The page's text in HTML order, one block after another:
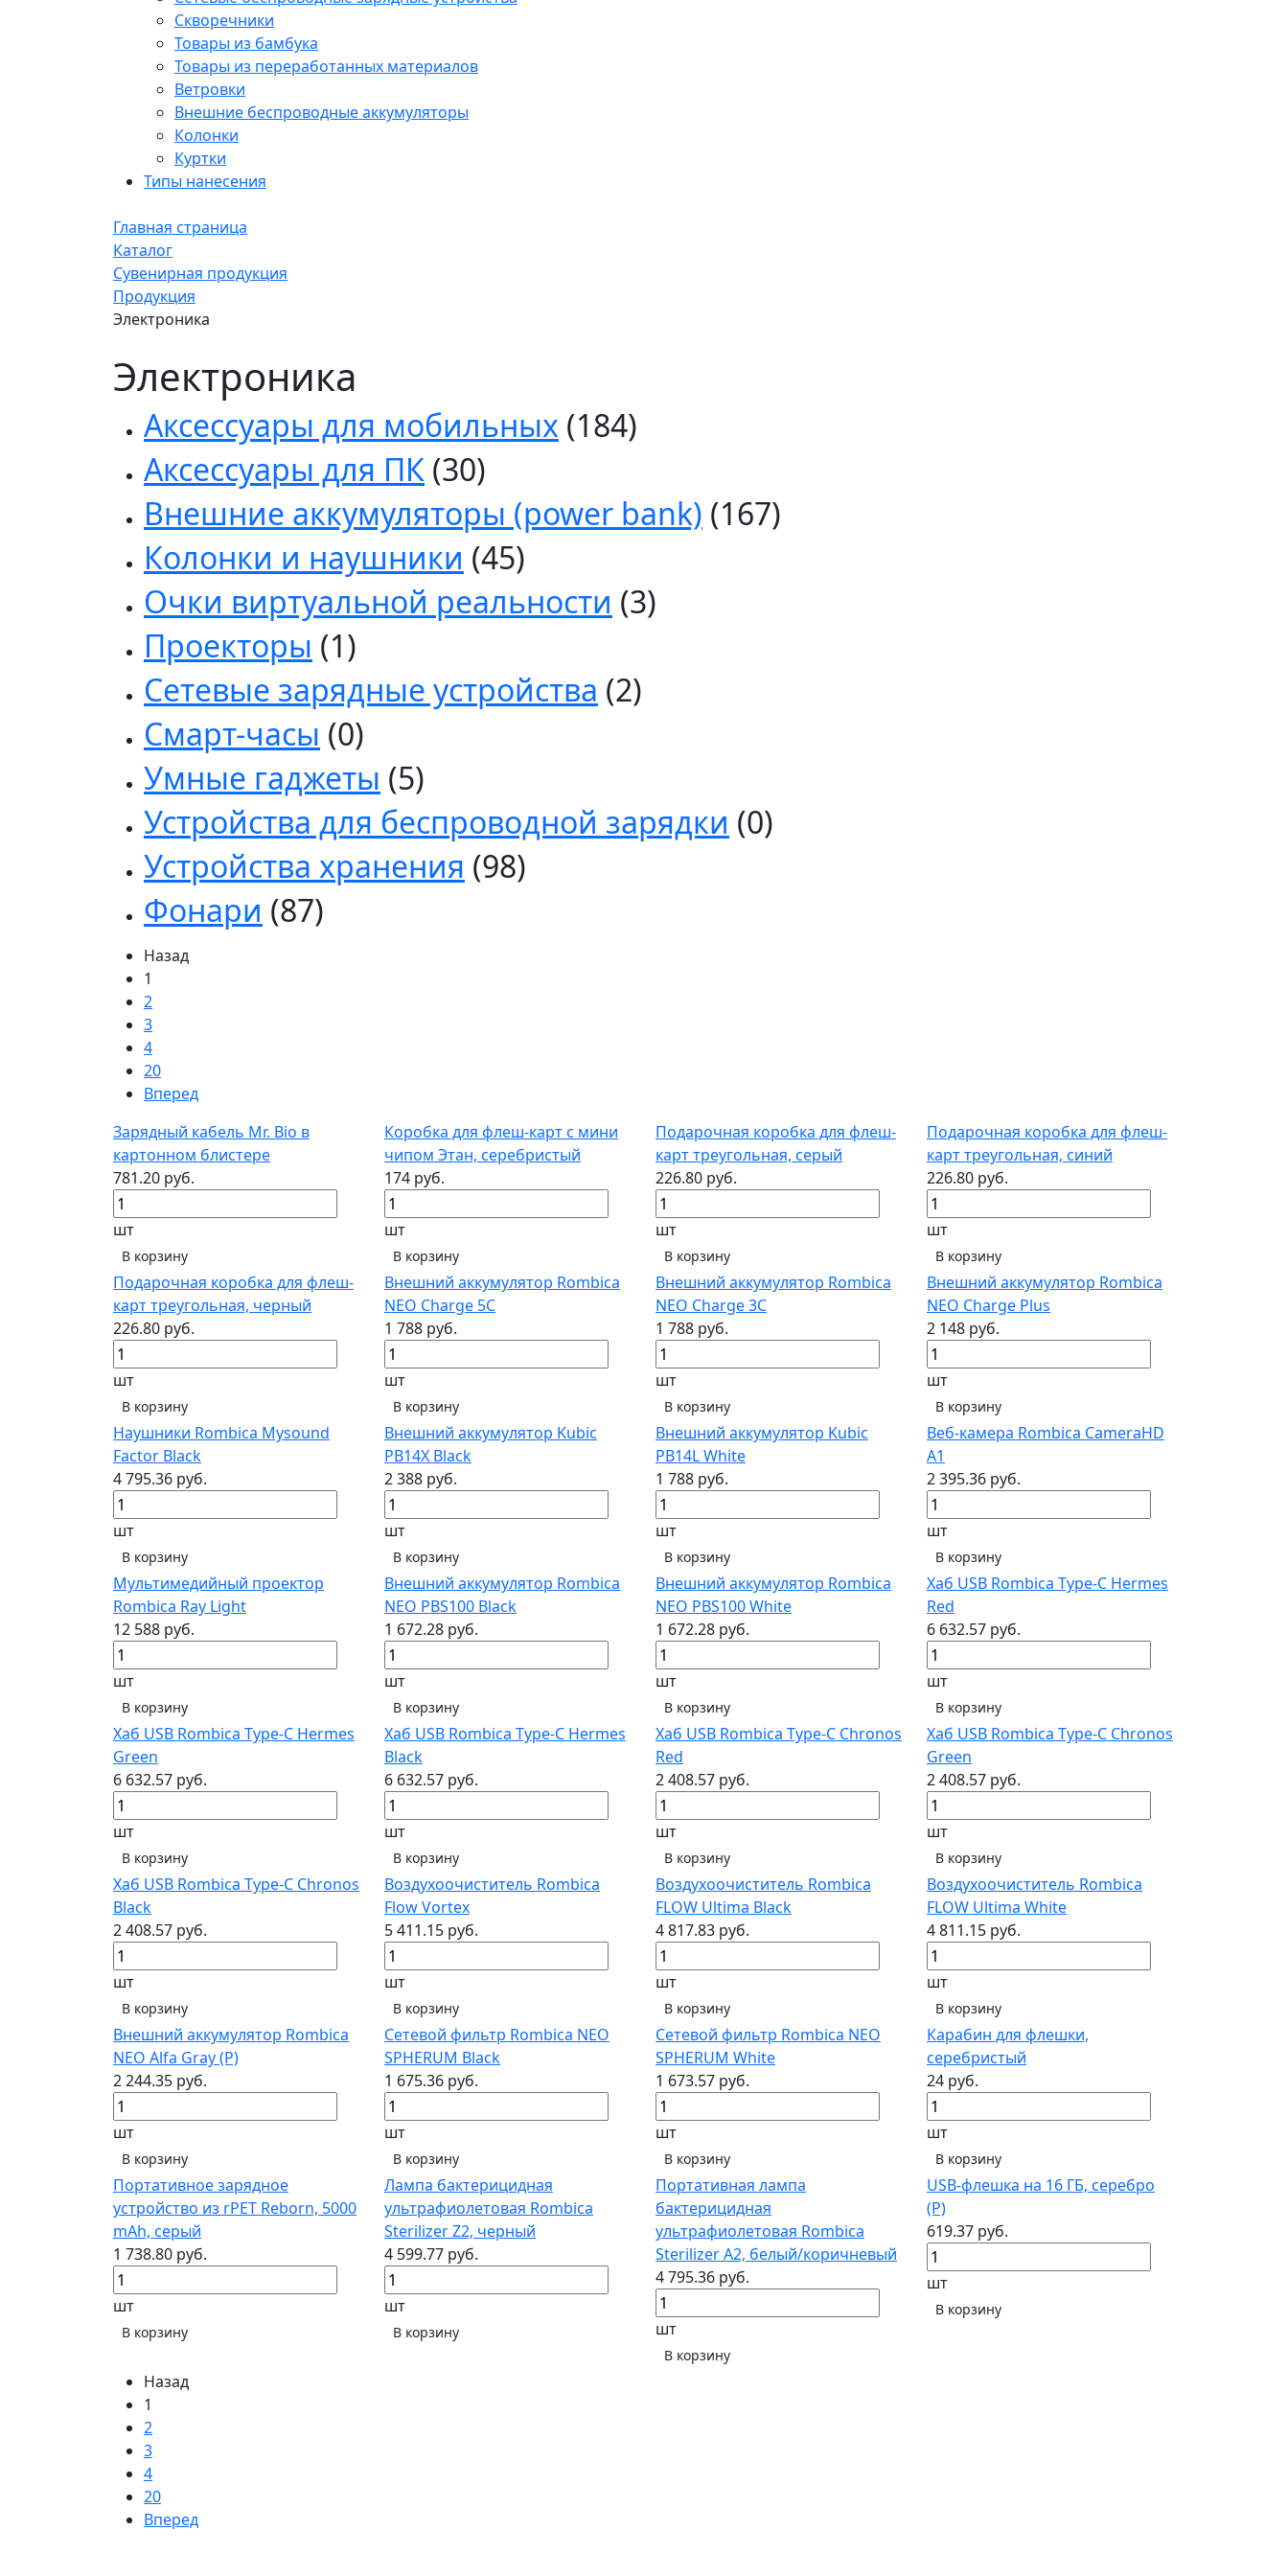
Скворечники
Товары из бамбука
Товары из переработанных материалов
Ветровки
Внешние беспроводные аккумуляторы
Колонки
Куртки
Типы нанесения
Главная страница
Каталог
Сувенирная продукция
Продукция
Электроника
Электроника
Аксессуары для мобильных (184)
Аксессуары для ПК (30)
Внешние аккумуляторы (power bank) (167)
Колонки и наушники (45)
Очки виртуальной реальности (3)
Проекторы (1)
Сетевые зарядные устройства (2)
Смарт-часы (0)
Умные гаджеты (5)
Устройства для беспроводной зарядки (0)
Устройства хранения (98)
Фонари (87)
Назад
1
2
3
4
20
Вперед
Зарядный кабель Mr. Bio в
картонном блистере
781.20 руб.
шт
В корзину
Коробка для флеш-карт с мини
чипом Этан, серебристый
174 руб.
шт
В корзину
Подарочная коробка для флеш-
карт треугольная, серый
226.80 руб.
шт
В корзину
Подарочная коробка для флеш-
карт треугольная, синий
226.80 руб.
шт
В корзину
Подарочная коробка для флеш-
карт треугольная, черный
226.80 руб.
шт
В корзину
Внешний аккумулятор Rombica
NEO Charge 5C
1 788 руб.
шт
В корзину
Внешний аккумулятор Rombica
NEO Charge 3C
1 788 руб.
шт
В корзину
Внешний аккумулятор Rombica
NEO Charge Plus
2 148 руб.
шт
В корзину
Наушники Rombica Mysound
Factor Black
4 795.36 руб.
шт
В корзину
Внешний аккумулятор Kubic
PB14X Black
2 388 руб.
шт
В корзину
Внешний аккумулятор Kubic
PB14L White
1 788 руб.
шт
В корзину
Веб-камера Rombica CameraHD
A1
2 395.36 руб.
шт
В корзину
Мультимедийный проектор
Rombica Ray Light
12 588 руб.
шт
В корзину
Внешний аккумулятор Rombica
NEO PBS100 Black
1 672.28 руб.
шт
В корзину
Внешний аккумулятор Rombica
NEO PBS100 White
1 672.28 руб.
шт
В корзину
Хаб USB Rombica Type-C Hermes
Red
6 632.57 руб.
шт
В корзину
Хаб USB Rombica Type-C Hermes
Green
6 632.57 руб.
шт
В корзину
Хаб USB Rombica Type-C Hermes
Black
6 632.57 руб.
шт
В корзину
Хаб USB Rombica Type-C Chronos
Red
2 408.57 руб.
шт
В корзину
Хаб USB Rombica Type-C Chronos
Green
2 408.57 руб.
шт
В корзину
Хаб USB Rombica Type-C Chronos
Black
2 408.57 руб.
шт
В корзину
Воздухоочиститель Rombica
Flow Vortex
5 411.15 руб.
шт
В корзину
Воздухоочиститель Rombica
FLOW Ultima Black
4 817.83 руб.
шт
В корзину
Воздухоочиститель Rombica
FLOW Ultima White
4 811.15 руб.
шт
В корзину
Внешний аккумулятор Rombica
NEO Alfa Gray (Р)
2 244.35 руб.
шт
В корзину
Сетевой фильтр Rombica NEO
SPHERUM Black
1 675.36 руб.
шт
В корзину
Сетевой фильтр Rombica NEO
SPHERUM White
1 673.57 руб.
шт
В корзину
Карабин для флешки,
серебристый
24 руб.
шт
В корзину
Портативное зарядное
устройство из rPET Reborn, 5000
mAh, серый
1 738.80 руб.
шт
В корзину
Лампа бактерицидная
ультрафиолетовая Rombica
Sterilizer Z2, черный
4 599.77 руб.
шт
В корзину
Портативная лампа
бактерицидная
ультрафиолетовая Rombica
Sterilizer A2, белый/коричневый
4 795.36 руб.
шт
В корзину
USB-флешка на 16 ГБ, серебро
(Р)
619.37 руб.
шт
В корзину
Назад
1
2
3
4
20
Вперед